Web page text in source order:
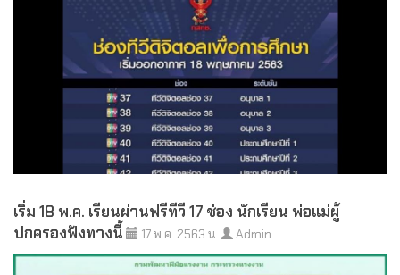
เริ่ม 18 พ.ค. เรียนผ่านฟรีทีวี 17 ช่อง นักเรียน พ่อแม่ผู้
ปกครองฟังทางนี้
17 พ.ค. 2563 น. Admin